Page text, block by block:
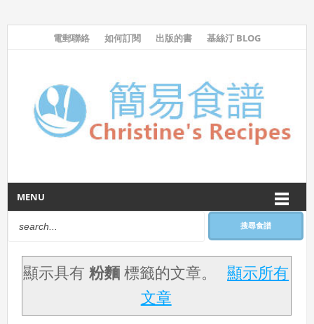
電郵聯絡 如何訂閱 出版的書 基絲汀 BLOG
MENU
搜尋食譜
顯示具有粉麵 標籤的文章。
顯示所有
文章